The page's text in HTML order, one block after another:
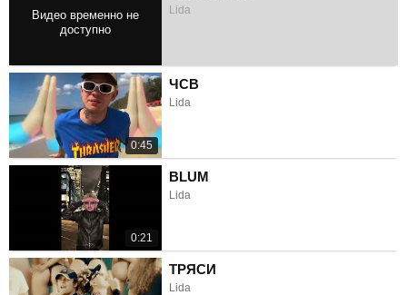
Lida
0:45
ЧСВ
Lida
0:21
BLUM
Lida
ТРЯСИ
Lida